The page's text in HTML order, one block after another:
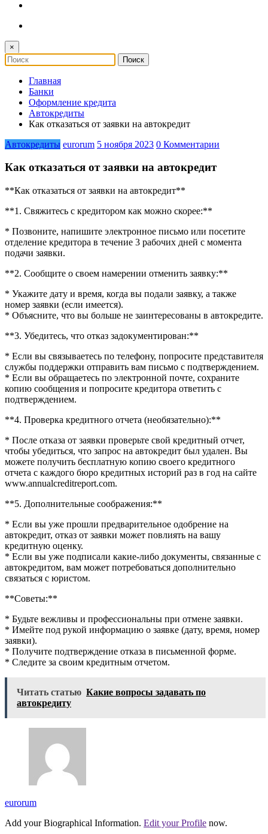
×
Главная
Банки
Оформление кредита
Автокредиты
Как отказаться от заявки на автокредит
Автокредиты eurorum 5 ноября 2023 0 Комментарии
Как отказаться от заявки на автокредит
**Как отказаться от заявки на автокредит**
**1. Свяжитесь с кредитором как можно скорее:**
* Позвоните, напишите электронное письмо или посетите
отделение кредитора в течение 3 рабочих дней с момента
подачи заявки.
**2. Сообщите о своем намерении отменить заявку:**
* Укажите дату и время, когда вы подали заявку, а также
номер заявки (если имеется).
* Объясните, что вы больше не заинтересованы в автокредите.
**3. Убедитесь, что отказ задокументирован:**
* Если вы связываетесь по телефону, попросите представителя
службы поддержки отправить вам письмо с подтверждением.
* Если вы обращаетесь по электронной почте, сохраните
копию сообщения и попросите кредитора ответить с
подтверждением.
**4. Проверка кредитного отчета (необязательно):**
* После отказа от заявки проверьте свой кредитный отчет,
чтобы убедиться, что запрос на автокредит был удален. Вы
можете получить бесплатную копию своего кредитного
отчета с каждого бюро кредитных историй раз в год на сайте
www.annualcreditreport.com.
**5. Дополнительные соображения:**
* Если вы уже прошли предварительное одобрение на
автокредит, отказ от заявки может повлиять на вашу
кредитную оценку.
* Если вы уже подписали какие-либо документы, связанные с
автокредитом, вам может потребоваться дополнительно
связаться с юристом.
**Советы:**
* Будьте вежливы и профессиональны при отмене заявки.
* Имейте под рукой информацию о заявке (дату, время, номер
заявки).
* Получите подтверждение отказа в письменной форме.
* Следите за своим кредитным отчетом.
Читать статью Какие вопросы задавать по
автокредиту
eurorum
Add your Biographical Information. Edit your Profile now.